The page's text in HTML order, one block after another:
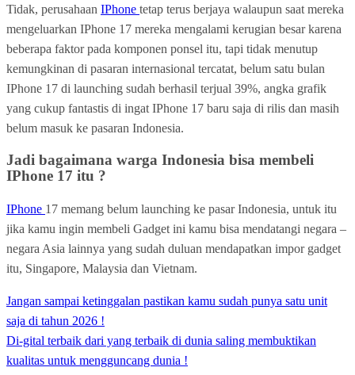
Tidak, perusahaan IPhone tetap terus berjaya walaupun saat mereka
mengeluarkan IPhone 17 mereka mengalami kerugian besar karena
beberapa faktor pada komponen ponsel itu, tapi tidak menutup
kemungkinan di pasaran internasional tercatat, belum satu bulan
IPhone 17 di launching sudah berhasil terjual 39%, angka grafik
yang cukup fantastis di ingat IPhone 17 baru saja di rilis dan masih
belum masuk ke pasaran Indonesia.
Jadi bagaimana warga Indonesia bisa membeli
IPhone 17 itu ?
IPhone 17 memang belum launching ke pasar Indonesia, untuk itu
jika kamu ingin membeli Gadget ini kamu bisa mendatangi negara –
negara Asia lainnya yang sudah duluan mendapatkan impor gadget
itu, Singapore, Malaysia dan Vietnam.
Post
navigation
Jangan sampai ketinggalan pastikan kamu sudah punya satu unit
saja di tahun 2026 !
Di-gital terbaik dari yang terbaik di dunia saling membuktikan
kualitas untuk mengguncang dunia !